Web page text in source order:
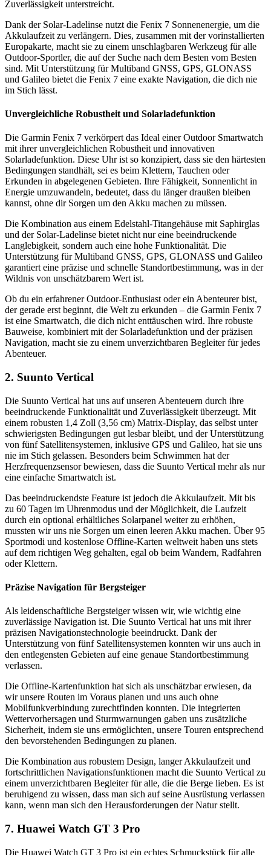
Zuverlässigkeit unterstreicht.
Dank der Solar-Ladelinse nutzt die Fenix 7 Sonnenenergie, um die
Akkulaufzeit zu verlängern. Dies, zusammen mit der vorinstallierten
Europakarte, macht sie zu einem unschlagbaren Werkzeug für alle
Outdoor-Sportler, die auf der Suche nach dem Besten vom Besten
sind. Mit Unterstützung für Multiband GNSS, GPS, GLONASS
und Galileo bietet die Fenix 7 eine exakte Navigation, die dich nie
im Stich lässt.
Unvergleichliche Robustheit und Solarladefunktion
Die Garmin Fenix 7 verkörpert das Ideal einer Outdoor Smartwatch
mit ihrer unvergleichlichen Robustheit und innovativen
Solarladefunktion. Diese Uhr ist so konzipiert, dass sie den härtesten
Bedingungen standhält, sei es beim Klettern, Tauchen oder
Erkunden in abgelegenen Gebieten. Ihre Fähigkeit, Sonnenlicht in
Energie umzuwandeln, bedeutet, dass du länger draußen bleiben
kannst, ohne dir Sorgen um den Akku machen zu müssen.
Die Kombination aus einem Edelstahl-Titangehäuse mit Saphirglas
und der Solar-Ladelinse bietet nicht nur eine beeindruckende
Langlebigkeit, sondern auch eine hohe Funktionalität. Die
Unterstützung für Multiband GNSS, GPS, GLONASS und Galileo
garantiert eine präzise und schnelle Standortbestimmung, was in der
Wildnis von unschätzbarem Wert ist.
Ob du ein erfahrener Outdoor-Enthusiast oder ein Abenteurer bist,
der gerade erst beginnt, die Welt zu erkunden – die Garmin Fenix 7
ist eine Smartwatch, die dich nicht enttäuschen wird. Ihre robuste
Bauweise, kombiniert mit der Solarladefunktion und der präzisen
Navigation, macht sie zu einem unverzichtbaren Begleiter für jedes
Abenteuer.
2. Suunto Vertical
Die Suunto Vertical hat uns auf unseren Abenteuern durch ihre
beeindruckende Funktionalität und Zuverlässigkeit überzeugt. Mit
einem robusten 1,4 Zoll (3,56 cm) Matrix-Display, das selbst unter
schwierigsten Bedingungen gut lesbar bleibt, und der Unterstützung
von fünf Satellitensystemen, inklusive GPS und Galileo, hat sie uns
nie im Stich gelassen. Besonders beim Schwimmen hat der
Herzfrequenzsensor bewiesen, dass die Suunto Vertical mehr als nur
eine einfache Smartwatch ist.
Das beeindruckendste Feature ist jedoch die Akkulaufzeit. Mit bis
zu 60 Tagen im Uhrenmodus und der Möglichkeit, die Laufzeit
durch ein optional erhältliches Solarpanel weiter zu erhöhen,
mussten wir uns nie Sorgen um einen leeren Akku machen. Über 95
Sportmodi und kostenlose Offline-Karten weltweit haben uns stets
auf dem richtigen Weg gehalten, egal ob beim Wandern, Radfahren
oder Klettern.
Präzise Navigation für Bergsteiger
Als leidenschaftliche Bergsteiger wissen wir, wie wichtig eine
zuverlässige Navigation ist. Die Suunto Vertical hat uns mit ihrer
präzisen Navigationstechnologie beeindruckt. Dank der
Unterstützung von fünf Satellitensystemen konnten wir uns auch in
den entlegensten Gebieten auf eine genaue Standortbestimmung
verlassen.
Die Offline-Kartenfunktion hat sich als unschätzbar erwiesen, da
wir unsere Routen im Voraus planen und uns auch ohne
Mobilfunkverbindung zurechtfinden konnten. Die integrierten
Wettervorhersagen und Sturmwarnungen gaben uns zusätzliche
Sicherheit, indem sie uns ermöglichten, unsere Touren entsprechend
den bevorstehenden Bedingungen zu planen.
Die Kombination aus robustem Design, langer Akkulaufzeit und
fortschrittlichen Navigationsfunktionen macht die Suunto Vertical zu
einem unverzichtbaren Begleiter für alle, die die Berge lieben. Es ist
beruhigend zu wissen, dass man sich auf seine Ausrüstung verlassen
kann, wenn man sich den Herausforderungen der Natur stellt.
7. Huawei Watch GT 3 Pro
Die Huawei Watch GT 3 Pro ist ein echtes Schmuckstück für alle